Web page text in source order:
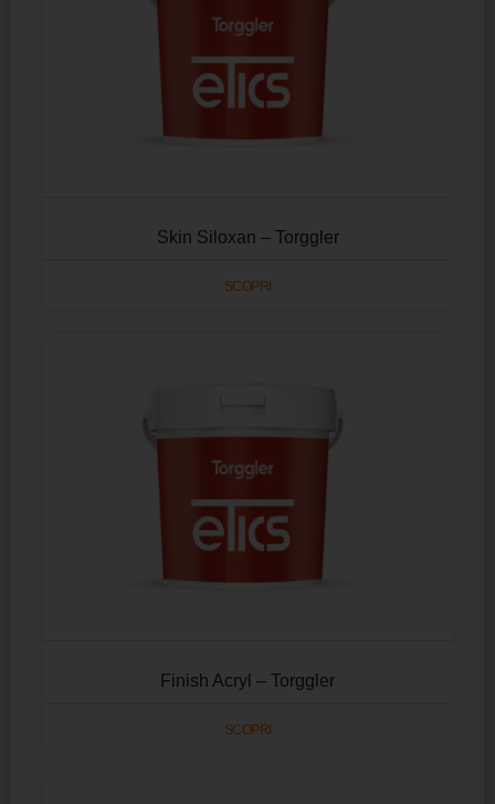
Skin Siloxan – Torggler
SCOPRI
Finish Acryl – Torggler
SCOPRI